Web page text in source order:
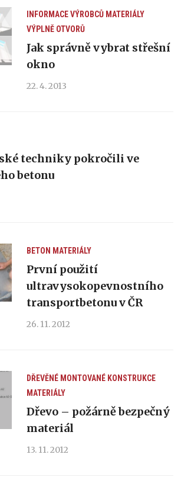
INFORMACE VÝROBCŮ MATERIÁLY
VÝPLNĚ OTVORŮ
Jak správně vybrat střešní
okno
22. 4. 2013
techniky pokročili ve
betonu
BETON MATERIÁLY
První použití
ultravysokopevnostního
transportbetonu v ČR
26. 11. 2012
DŘEVĚNÉ MONTOVANÉ KONSTRUKCE
MATERIÁLY
Dřevo – požárně bezpečný
materiál
13. 11. 2012